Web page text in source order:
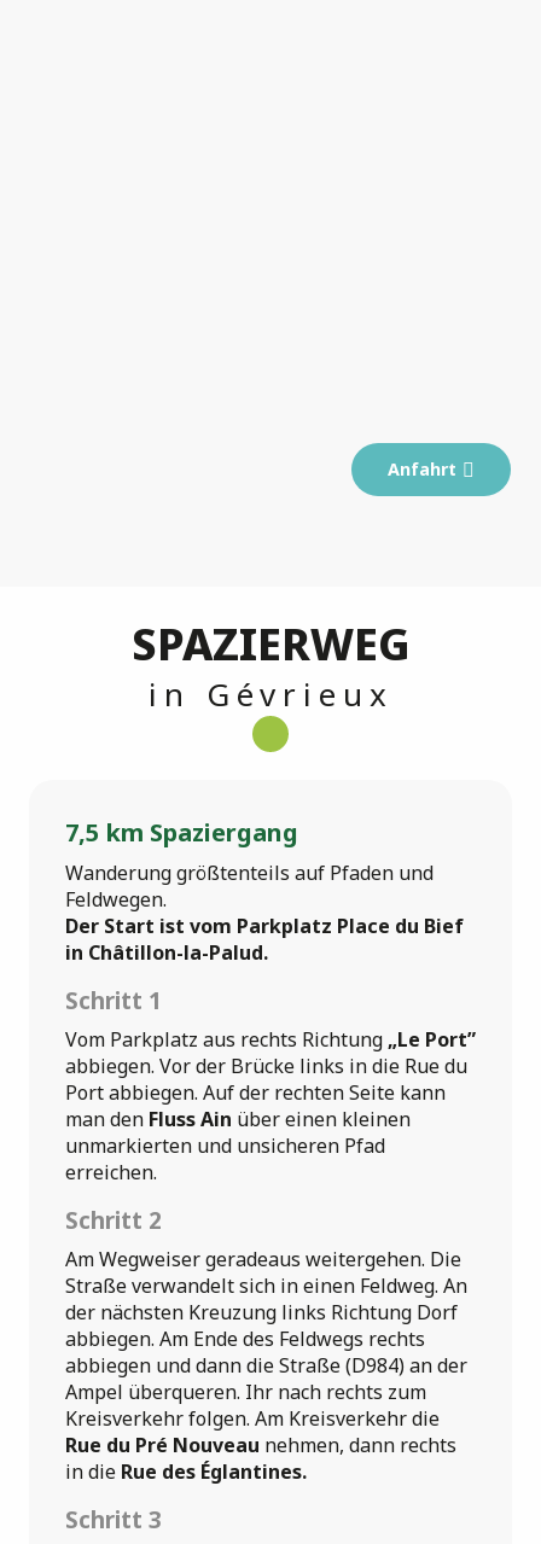
Anfahrt
SPAZIERWEG
in Gévrieux
7,5 km Spaziergang
Wanderung größtenteils auf Pfaden und
Feldwegen.
Der Start ist vom Parkplatz Place du Bief
in Châtillon-la-Palud.
Schritt 1
Vom Parkplatz aus rechts Richtung „Le Port”
abbiegen. Vor der Brücke links in die Rue du
Port abbiegen. Auf der rechten Seite kann
man den Fluss Ain über einen kleinen
unmarkierten und unsicheren Pfad
erreichen.
Schritt 2
Am Wegweiser geradeaus weitergehen. Die
Straße verwandelt sich in einen Feldweg. An
der nächsten Kreuzung links Richtung Dorf
abbiegen. Am Ende des Feldwegs rechts
abbiegen und dann die Straße (D984) an der
Ampel überqueren. Ihr nach rechts zum
Kreisverkehr folgen. Am Kreisverkehr die
Rue du Pré Nouveau nehmen, dann rechts
in die Rue des Églantines.
Schritt 3